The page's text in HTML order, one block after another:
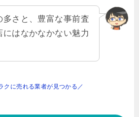
多さと、豊富な事前査
はなかなかない魅力
クに売れる業者が見つかる／